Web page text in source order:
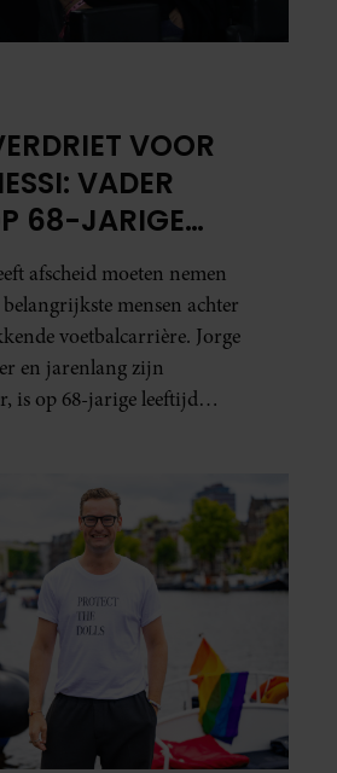
VOOR
VADER
68-JARIGE
afscheid moeten nemen
mensen achter
voetbalcarrière. Jorge
en jarenlang zijn
is op 68-jarige leeftijd